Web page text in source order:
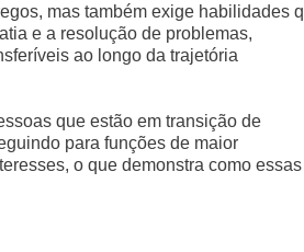
mas também exige habilidades
e a resolução de problemas,
ao longo da trajetória
que estão em transição de
para funções de maior
o que demonstra como essas